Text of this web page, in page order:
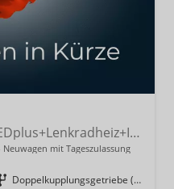
LIFE eHybrid AHK+360°+LEDplus+Lenkradheiz+IQ.Drive+ACC+AppConnect+eHeck
Neuwagen mit Tageszulassung
Getriebe
Doppelkupplungsgetriebe (DSG)